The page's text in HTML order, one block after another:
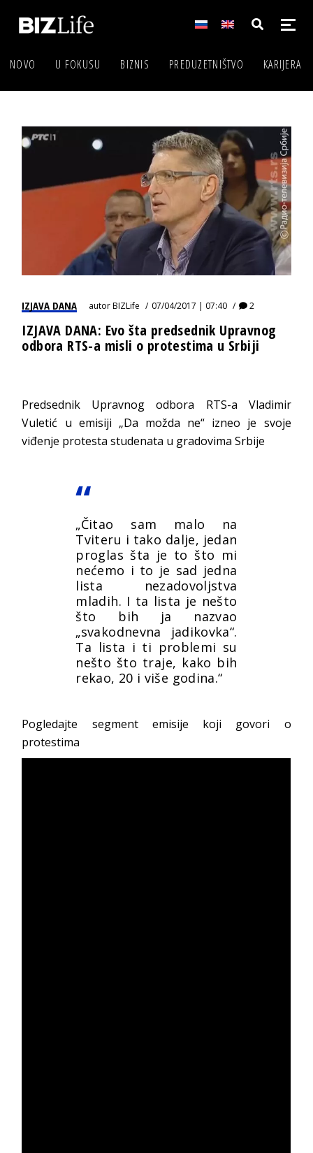
NOVO U FOKUSU BIZNIS PREDUZETNIŠTVO KARIJERA
IZJAVA DANA autorBIZLife 07/04/2017 | 07:40 2
IZJAVA DANA: Evo šta predsednik Upravnog
odbora RTS-a misli o protestima u Srbiji
Predsednik Upravnog odbora RTS-a Vladimir
Vuletić u emisiji „Da možda ne“ izneo je svoje
viđenje protesta studenata u gradovima Srbije
„Čitao sam malo na
Tviteru i tako dalje, jedan
proglas šta je to što mi
nećemo i to je sad jedna
lista nezadovoljstva
mladih. I ta lista je nešto
što bih ja nazvao
„svakodnevna jadikovka“.
Ta lista i ti problemi su
nešto što traje, kako bih
rekao, 20 i više godina.“
Pogledajte segment emisije koji govori o
protestima